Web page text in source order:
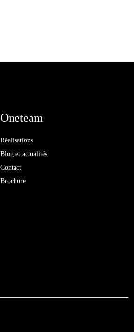
Oneteam
Réalisations
Blog et actualités
Contact
Brochure